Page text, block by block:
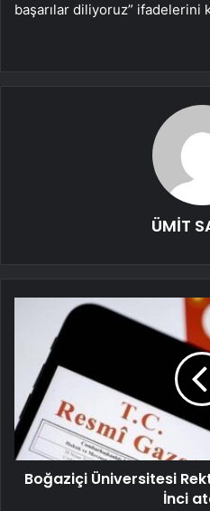
başarılar diliyoruz” ifadelerini
ÜMİT
Boğaziçi Üniversitesi
İnci